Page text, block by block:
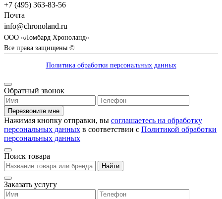
+7 (495) 363-83-56
Почта
info@chronoland.ru
ООО «Ломбард Хроноланд»
Все права защищены ©
Политика обработки персональных данных
Обратный звонок
Перезвоните мне
Нажимая кнопку отправки, вы соглашаетесь на обработку
персональных данных в соответствии с Политикой обработки
персональных данных
Поиск товара
Найти
Заказать услугу